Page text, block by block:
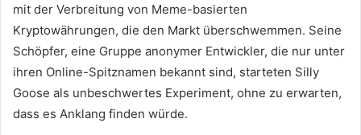
mit der Verbreitung von Meme-basierten
Kryptowährungen, die den Markt überschwemmen. Seine
Schöpfer, eine Gruppe anonymer Entwickler, die nur unter
ihren Online-Spitznamen bekannt sind, starteten Silly
Goose als unbeschwertes Experiment, ohne zu erwarten,
dass es Anklang finden würde.